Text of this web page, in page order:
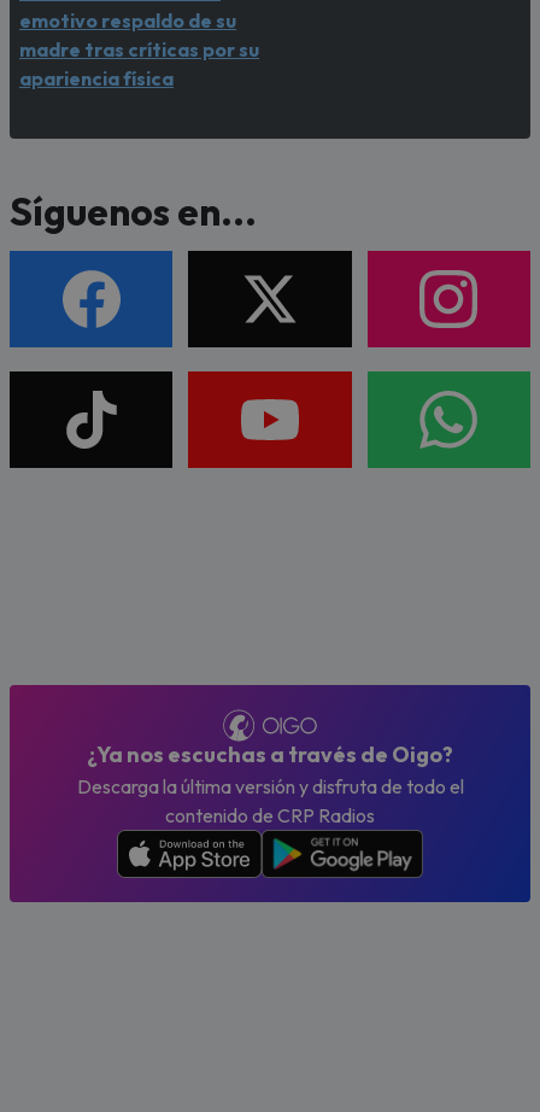
emotivo respaldo de su
madre tras críticas por su
apariencia física
Síguenos en...
¿Ya nos escuchas a través de Oigo?
Descarga la última versión y disfruta de todo el
contenido de CRP Radios